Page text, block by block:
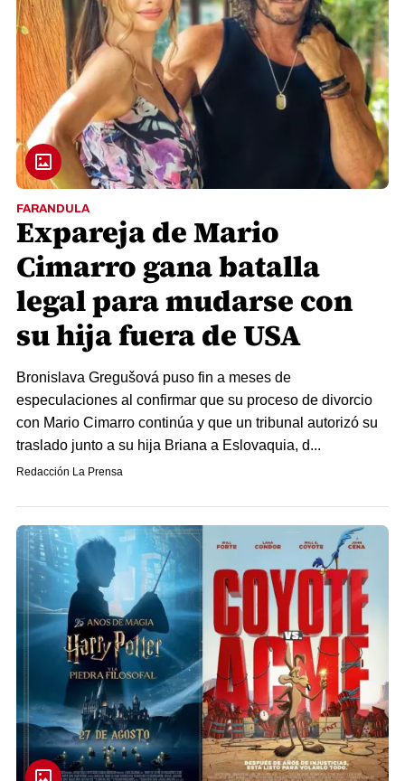
FARANDULA
Expareja de Mario
Cimarro gana batalla
legal para mudarse con
su hija fuera de USA
Bronislava Gregušová puso fin a meses de
especulaciones al confirmar que su proceso de divorcio
con Mario Cimarro continúa y que un tribunal autorizó su
traslado junto a su hija Briana a Eslovaquia, d...
Redacción La Prensa